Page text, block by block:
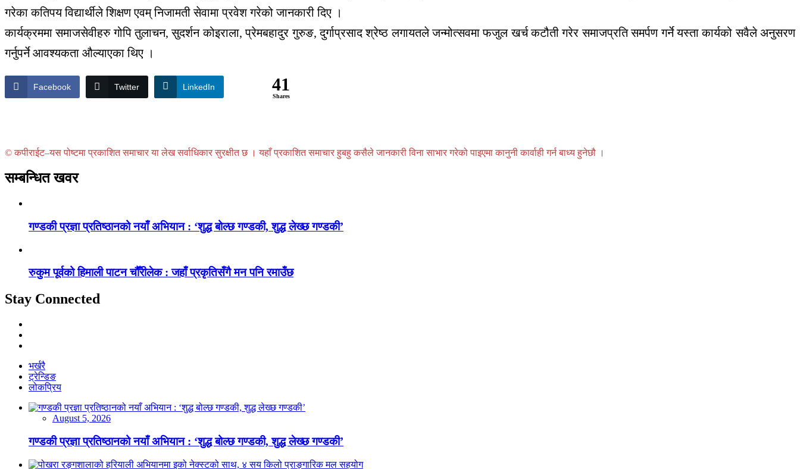
गरेका कतिपय विद्यार्थीले शिक्षण एवम् निजामती सेवामा प्रवेश गरेको जानकारी दिए ।
कार्यक्रममा समाजसेवीहरु गोपि तुलाचन, सुदर्शन कोइराला, प्रेमबहादुर गुरुङ, दुर्गाप्रसाद श्रेष्ठ लगायतले जन्मोत्सवमा फजुल खर्च कटौती गरेर समाजप्रति समर्पण गर्ने यस्ता कार्यको सवैले अनुसरण
गर्नुपर्ने आवश्यकता औल्याएका थिए ।
Facebook Twitter LinkedIn 41
Shares
© कपीराईट–यस पोष्टमा प्रकाशित समाचार या लेख सर्वाधिकार सुरक्षीत छ । यहाँ प्रकाशित समाचार हुबहु कसैले जानकारी विना साभार गरेको पाइएमा कानुनी कार्वाही गर्न बाध्य हुनेछौ ।
सम्बन्धित खवर
गण्डकी प्रज्ञा प्रतिष्ठानको नयाँ अभियान : ‘शुद्ध बोल्छ गण्डकी, शुद्ध लेख्छ गण्डकी’
रुकुम पूर्वको हिमाली पाटन चौँरीलेक : जहाँ प्रकृतिसँगै मन पनि रमाउँछ
Stay Connected
भर्खरै
ट्रेन्डिङ
लोकप्रिय
August 5, 2026
गण्डकी प्रज्ञा प्रतिष्ठानको नयाँ अभियान : ‘शुद्ध बोल्छ गण्डकी, शुद्ध लेख्छ गण्डकी’